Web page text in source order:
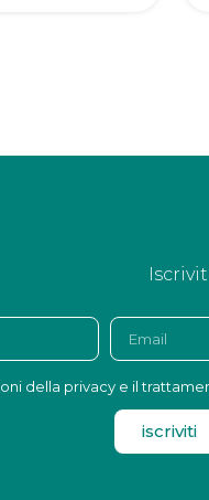
della privacy e il
iscriviti